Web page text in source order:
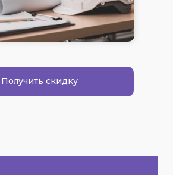
Получить скидку